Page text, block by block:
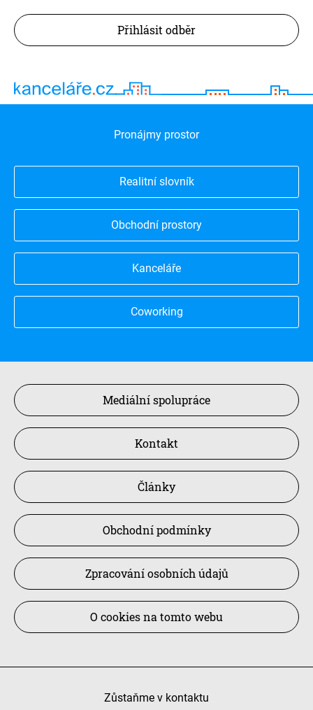
Přihlásit odběr
Pronájmy prostor
Realitní slovník
Obchodní prostory
Kanceláře
Coworking
Mediální spolupráce
Kontakt
Články
Obchodní podmínky
Zpracování osobních údajů
O cookies na tomto webu
Zůstaňme v kontaktu